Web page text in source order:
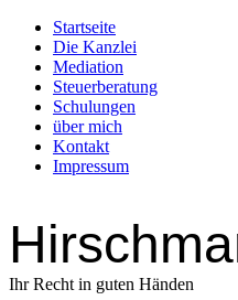
Startseite
Die Kanzlei
Mediation
Steuerberatung
Schulungen
über mich
Kontakt
Impressum
Ihr Recht in guten Händen